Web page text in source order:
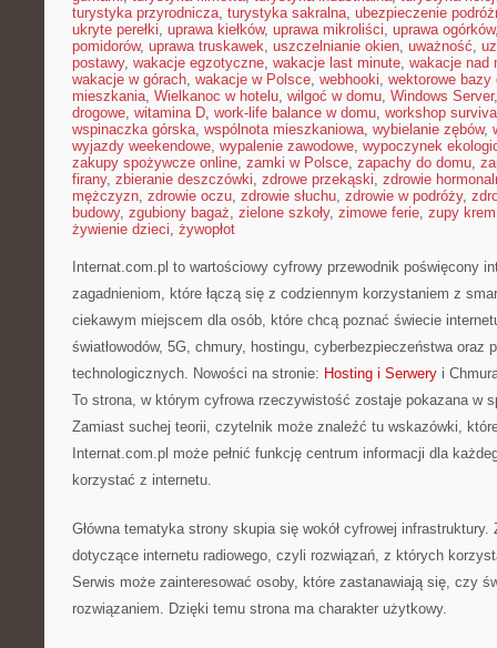
turystyka przyrodnicza, turystyka sakralna, ubezpieczenie
ukryte perełki, uprawa kiełków, uprawa mikroliści, uprawa ogórków
pomidorów, uprawa truskawek, uszczelnianie okien, uważność,
postawy, wakacje egzotyczne, wakacje last minute, wakacje nad
wakacje w górach, wakacje w Polsce, webhooki, wektorowe bazy
mieszkania, Wielkanoc w hotelu, wilgoć w domu, Windows Server
drogowe, witamina D, work-life balance w domu, workshop
wspinaczka górska, wspólnota mieszkaniowa, wybielanie zębów,
wyjazdy weekendowe, wypalenie zawodowe, wypoczynek
zakupy spożywcze online, zamki w Polsce, zapachy do domu,
firany, zbieranie deszczówki, zdrowe przekąski, zdrowie
mężczyzn, zdrowie oczu, zdrowie słuchu, zdrowie w podróży,
budowy, zgubiony bagaż, zielone szkoły, zimowe ferie, zupy krem
żywienie dzieci, żywopłot
Internat.com.pl to wartościowy cyfrowy przewodnik poświęcony
zagadnieniom, które łączą się z codziennym korzystaniem z
ciekawym miejscem dla osób, które chcą poznać świecie
światłowodów, 5G, chmury, hostingu, cyberbezpieczeństwa oraz
technologicznych. Nowości na stronie: Hosting i Serwery i
To strona, w którym cyfrowa rzeczywistość zostaje pokazana w
Zamiast suchej teorii, czytelnik może znaleźć tu wskazówki,
Internat.com.pl może pełnić funkcję centrum informacji dla
korzystać z internetu.
Główna tematyka strony skupia się wokół cyfrowej
dotyczące internetu radiowego, czyli rozwiązań, z których
Serwis może zainteresować osoby, które zastanawiają się, czy
rozwiązaniem. Dzięki temu strona ma charakter użytkowy.